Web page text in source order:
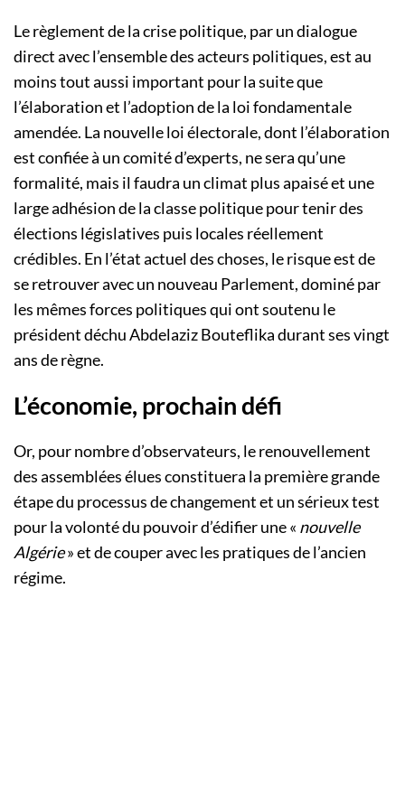
Le règlement de la crise politique, par un dialogue
direct avec l’ensemble des acteurs politiques, est au
moins tout aussi important pour la suite que
l’élaboration et l’adoption de la loi fondamentale
amendée. La nouvelle loi électorale, dont l’élaboration
est confiée à un comité d’experts, ne sera qu’une
formalité, mais il faudra un climat plus apaisé et une
large adhésion de la classe politique pour tenir des
élections législatives puis locales réellement
crédibles. En l’état actuel des choses, le risque est de
se retrouver avec un nouveau Parlement, dominé par
les mêmes forces politiques qui ont soutenu le
président déchu Abdelaziz Bouteflika durant ses vingt
ans de règne.
L’économie, prochain défi
Or, pour nombre d’observateurs, le renouvellement
des assemblées élues constituera la première grande
étape du processus de changement et un sérieux test
pour la volonté du pouvoir d’édifier une « nouvelle
Algérie» et de couper avec les pratiques de l’ancien
régime.